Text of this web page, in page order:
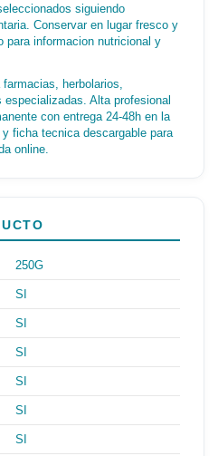
siguiendo
Conservar en lugar fresco y
para informacion nutricional y
herbolarios,
Alta profesional
con entrega 24-48h en la
ficha tecnica descargable para
online.
250G
SI
SI
SI
SI
SI
SI